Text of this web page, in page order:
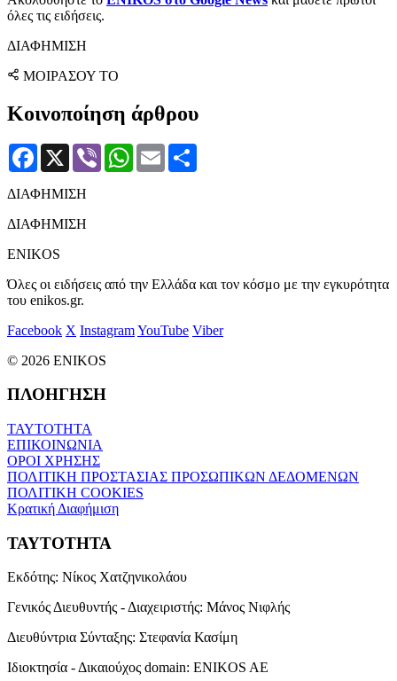
όλες τις ειδήσεις.
ΔΙΑΦΗΜΙΣΗ
ΜΟΙΡΑΣΟΥ ΤΟ
Κοινοποίηση άρθρου
Facebook
X Viber WhatsApp
Email
ΔΙΑΦΗΜΙΣΗ
ΔΙΑΦΗΜΙΣΗ
ENIKOS
Όλες οι ειδήσεις από την Ελλάδα και τον κόσμο με την εγκυρότητα
του enikos.gr.
Facebook X InstagramYouTube Viber
© 2026 ENIKOS
ΠΛΟΗΓΗΣΗ
ΤΑΥΤΟΤΗΤΑ
ΕΠΙΚΟΙΝΩΝΙΑ
ΟΡΟΙ ΧΡΗΣΗΣ
ΠΟΛΙΤΙΚΗ ΠΡΟΣΤΑΣΙΑΣ ΠΡΟΣΩΠΙΚΩΝ ΔΕΔΟΜΕΝΩΝ
ΠΟΛΙΤΙΚΗ COOKIES
Κρατική Διαφήμιση
ΤΑΥΤΟΤΗΤΑ
Εκδότης: Νίκος Χατζηνικολάου
Γενικός Διευθυντής - Διαχειριστής: Μάνος Νιφλής
Διευθύντρια Σύνταξης: Στεφανία Κασίμη
Ιδιοκτησία - Δικαιούχος domain: ENIKOS AE